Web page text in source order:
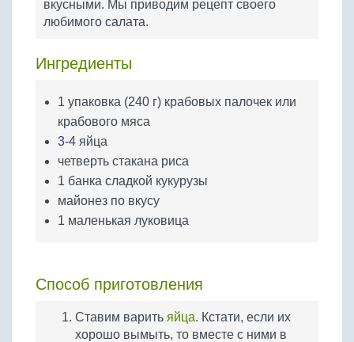
Бобовые
вкусными. Мы приводим рецепт своего
любимого салата.
Ингредиенты
1 упаковка (240 г) крабовых палочек или
крабового мяса
3-4 яйца
четверть стакана риса
1 банка сладкой кукурузы
майонез по вкусу
1 маленькая луковица
Способ приготовления
Ставим варить яйца. Кстати, если их
хорошо вымыть, то вместе с ними в